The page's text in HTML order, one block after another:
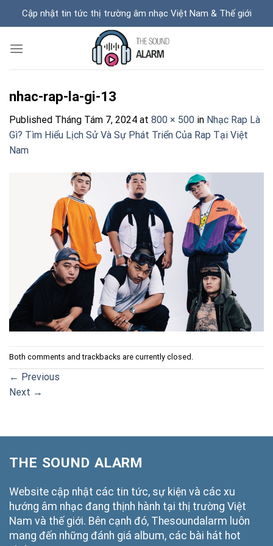
Cập nhật tin tức thị trường âm nhạc Việt Nam & Thế giới
nhac-rap-la-gi-13
Published Tháng Tám 7, 2024 at 800 × 500 in Nhạc Rap Là
Gì? Tìm Hiểu Lịch Sử Và Sự Phát Triển Của Rap Tại Việt
Nam
Both comments and trackbacks are currently closed.
← Previous
Next →
THE SOUND ALARM
Website cập nhật các tin tức, sự kiện và các xu
hướng âm nhạc đang thịnh hành tại thị trường Việt
Nam và thế giới. Bên cạnh đó, Thesoundalarm luôn
mang đến những đánh giá album, các bài hát hot